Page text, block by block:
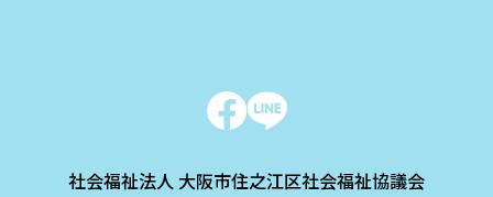
社会福祉法人 大阪市住之江区社会福祉協議会